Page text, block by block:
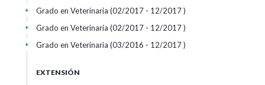
Grado en Veterinaria (02/2017 - 12/2017 )
+
Grado en Veterinaria (02/2017 - 12/2017 )
+
Grado en Veterinaria (03/2016 - 12/2017 )
+
EXTENSIÓN